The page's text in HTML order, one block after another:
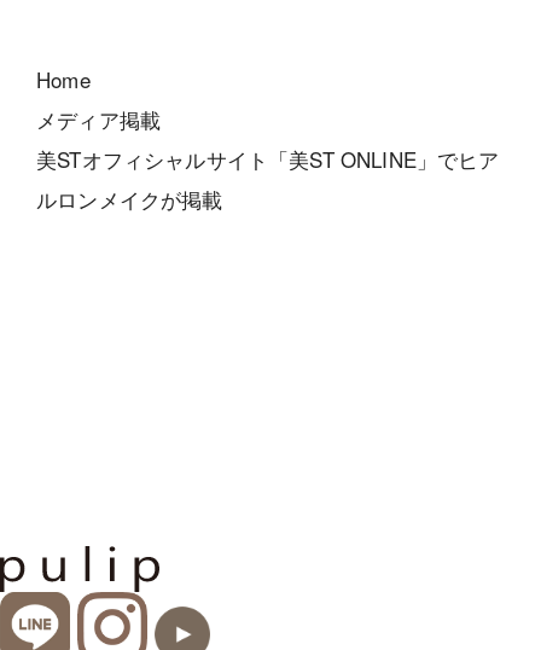
Home
メディア掲載
美STオフィシャルサイト「美ST ONLINE」でヒア
ルロンメイクが掲載